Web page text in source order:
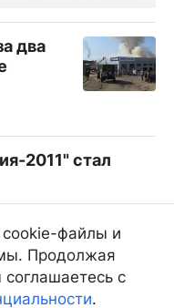
два
2011" стал
самому
cookie-файлы и
Продолжая
соглашаетесь с
.